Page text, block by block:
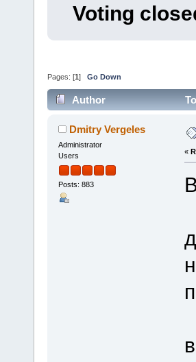
Voting
Pages: [1 ] Go Down
Author
Dmitry Vergeles
Administrator
Users
Posts: 883
«